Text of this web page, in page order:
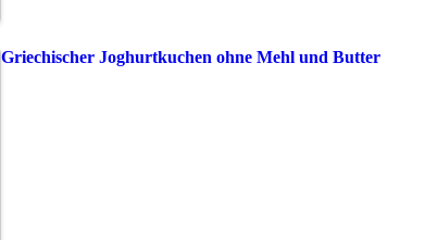
Griechischer Joghurtkuchen ohne Mehl und Butter